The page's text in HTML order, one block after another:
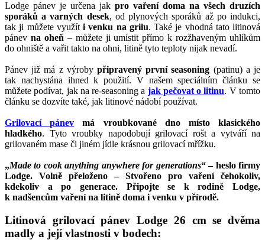
Lodge pánev je určena jak pro vaření doma na všech druzích
sporáků a varných desek, od plynových sporáků až po indukci,
tak ji můžete využít i venku na grilu. Také je vhodná tato litinová
pánev na oheň – můžete ji umístit přímo k rozžhaveným uhlíkům
do ohniště a vařit takto na ohni, litině tyto teploty nijak nevadí.
Pánev již má z výroby připravený první seasoning (patinu) a je
tak nachystána ihned k použití. V našem speciálním článku se
můžete podívat, jak na re-seasoning a jak pečovat o litinu. V tomto
článku se dozvíte také, jak litinové nádobí používat.
Grilovací pánev má vroubkované dno místo klasického
hladkého. Tyto vroubky napodobují grilovací rošt a vytváří na
grilovaném mase či jiném jídle krásnou grilovací mřížku.
„Made to cook anything anywhere for generations“ – heslo firmy
Lodge. Volně přeloženo – Stvořeno pro vaření čehokoliv,
kdekoliv a po generace. Připojte se k rodině Lodge,
k nadšencům vaření na litině doma i venku v přírodě.
Litinová grilovací pánev Lodge 26 cm se dvěma
madly a její vlastnosti v bodech: